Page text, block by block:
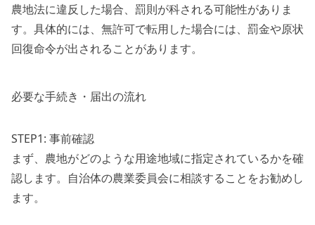
農地法に違反した場合、罰則が科される可能性がありま
す。具体的には、無許可で転用した場合には、罰金や原状
回復命令が出されることがあります。
必要な手続き・届出の流れ
STEP1: 事前確認
まず、農地がどのような用途地域に指定されているかを確
認します。自治体の農業委員会に相談することをお勧めし
ます。